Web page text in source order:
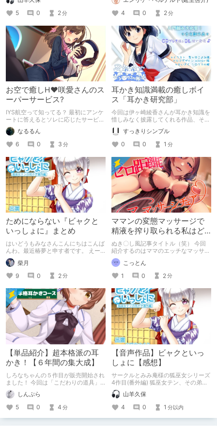
容が違わず、終始穏やかで少し儚げな
雰囲気が気に入り、購入しました。
ジャケット絵のタッチが琴線に触れた
のもありますが、雨音を主体とした作
品というのもダイレクトに響きまし
た。 雨音・耳かき・耳舐め・声の組
み合わせがうまいこと料理されている
作品です。
5
0 2分
ね、インターネットのですね、いわゆ
るフリー素材と呼ばれるものでござい
まして、実にその、素晴らしい作品で
あると、思うわけでございます。
4
0 2分
お空で癒しH♥咲愛さんのス
ーパーサービス?
IYS航空って知ってる？ 最初にアンケ
ートに答えるとソレに応じたサービ
ス・・・///をしてくれるんだ！
なるるん
6
0 3 分
耳かき知識満載の癒しボイ
ス「耳かき研究部」
今回は伊ヶ崎綾香さんが耳かき知識を
惜しみなく披露してくれる作品、その
名も「耳かき研究部」を紹介します。
すっきりシンプル
0
0 1 分
ためにならない『ビャクと
いっしょに』まとめ
はいどうもみなさんこんにちはこんば
んわ。最近椿夢と申す者です。 えー
最近相方氏にDLチャンネルでまとめ
するといろいろいいことが起こるよ☆
的なことを言われたので試しに書いて
みることにしました。 深夜テンショ
ンという名の早朝テンションで書いて
いるので文章がどこかの神になったり
するので注意してください。 寝ない
のかって？私に構わず集中しろ！開発
を続ける。ﾊｧｯ! ※某おじさんは一切関
係ありません。効果音を文字で表現す
るときがあります。
柴月
9
0 2分
ママンの変態マッサージで
精液を搾り取られる私はど
うすりゃあいいですか？
ぬき〇し風記事タイトル（笑） 今回
紹介するのはママのエッチなマッサー
ジにより精液を搾り取られる作品！
ふくよかなその身体にぎゅっ……と抱
きしめられながら精液をお漏らししま
しょう。
こっとん
1
0 2分
【単品紹介】超本格派の耳
かき！【６年間の集大成】
しろなちゃんの５作目が販売開始され
ました！ 今回は「こだわりの道具」
で本格派の耳かきを披露してくれま
す。 しんぷら
5
0 4 分
【音声作品】ビャクといっ
しょに【感想】
サークルとみみ庵様の狐巫女シリーズ
4作目(番外編) 狐巫女テン、その弟子
ビャクに癒される耳かき音声 デレデ
レで嫉妬深いテン様と、ちょっと意地
悪なビャクさんの音声作品です。
山羊久保
4
0 1 分以内